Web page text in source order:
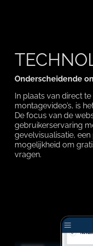
Onderscheidende
In plaats van direct
montagevideo’s, is
De focus van de
gebruikerservaring
gevelvisualisatie,
mogelijkheid om
vragen.